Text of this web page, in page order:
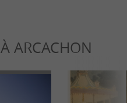
À ARCACHON